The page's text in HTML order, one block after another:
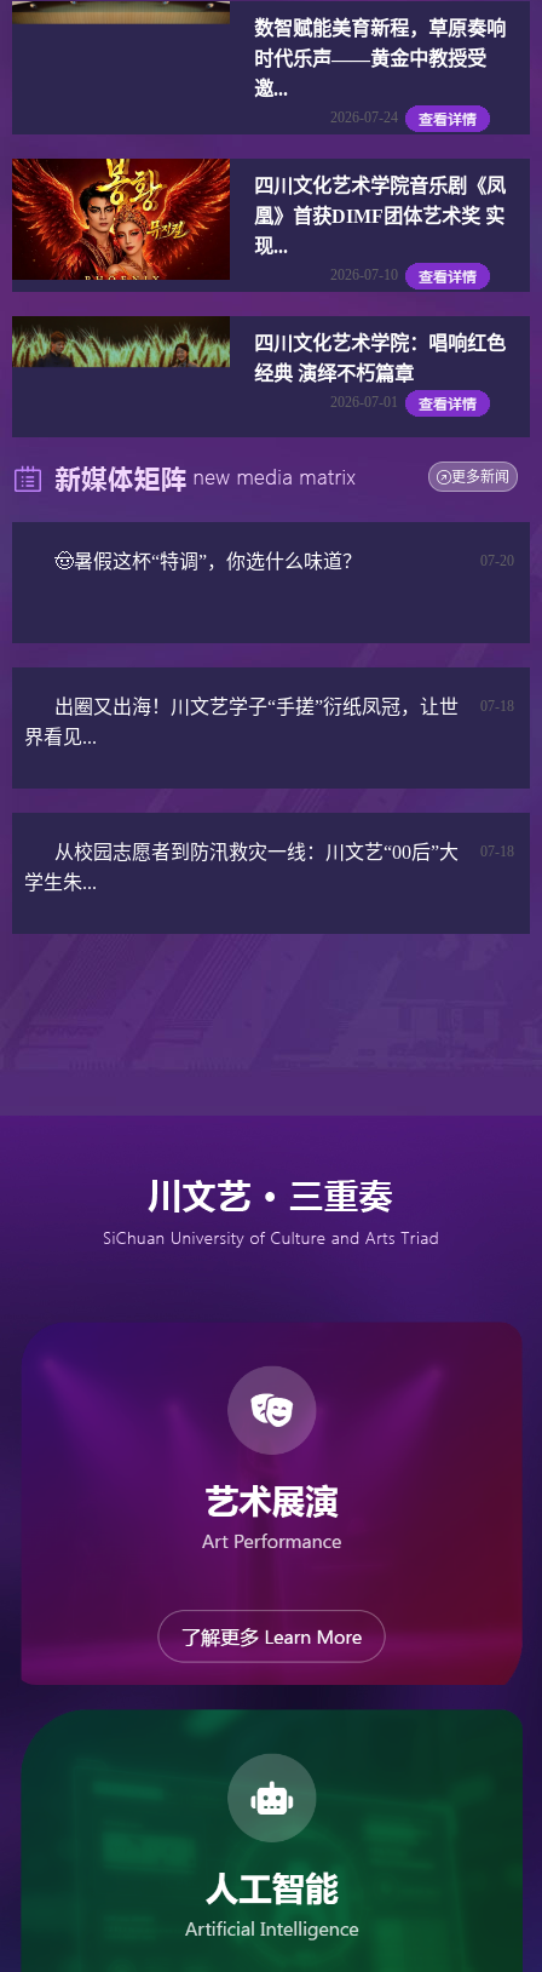
数智赋能美育新程，草原奏响
时代乐声——黄金中教授受
邀...
2026-07-24
四川文化艺术学院音乐剧《凤
凰》首获DIMF团体艺术奖 实
现...
2026-07-10
四川文化艺术学院：唱响红色
经典 演绎不朽篇章
2026-07-01
更多新闻
07-20
🤠暑假这杯“特调”，你选什么味道？
07-18
出圈又出海！川文艺学子“手搓”衍纸凤冠，让世
界看见...
07-18
从校园志愿者到防汛救灾一线：川文艺“00后”大
学生朱...